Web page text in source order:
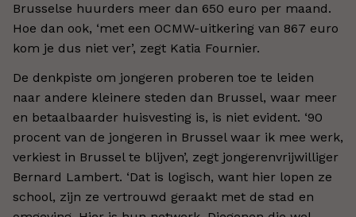
Brusselse huurders meer dan 650 euro per maand.
Hoe dan ook, ‘met een OCMW-uitkering van 867 euro
kom je dus niet ver’, zegt Katia Fournier.
De denkpiste om jongeren proberen toe te leiden
naar andere kleinere steden dan Brussel, waar meer
en betaalbaarder huisvesting is, is niet evident. ‘90
procent van de jongeren in Brussel waar ik mee werk,
verkiest in Brussel te blijven’, zegt jongerenvrijwilliger
Bernard Lambert. ‘Dat is logisch, want hier lopen ze
school, zijn ze vertrouwd geraakt met de stad en